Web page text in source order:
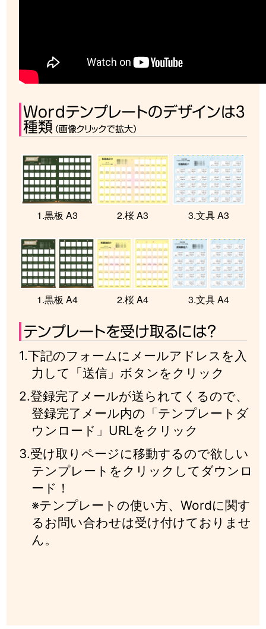
Wordテンプレートのデザインは3
種類 （画像クリックで拡大）
1.黒板 A3 2.桜 A3 3.文具 A3
1.黒板 A4 2.桜 A4 3.文具 A4
テンプレートを受け取るには？
1.下記のフォームにメールアドレスを入
力して「送信」ボタンをクリック
2.登録完了メールが送られてくるので、
登録完了メール内の「テンプレートダ
ウンロード」URLをクリック
3.受け取りページに移動するので欲しい
テンプレートをクリックしてダウンロ
ード！
※テンプレートの使い方、Wordに関す
るお問い合わせは受け付けておりませ
ん。